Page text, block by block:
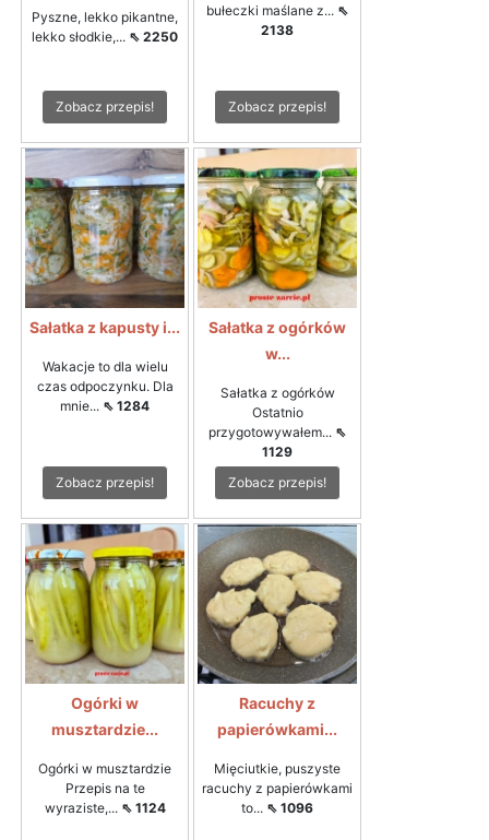
Pyszne, lekko pikantne,
lekko słodkie,... ⇖ 2250
Zobacz przepis!
bułeczki maślane z... ⇖
2138
Zobacz przepis!
Sałatka z kapusty i...
Wakacje to dla wielu
czas odpoczynku. Dla
mnie... ⇖ 1284
Zobacz przepis!
Sałatka z ogórków
w...
Sałatka z ogórków
Ostatnio
przygotowywałem... ⇖
1129
Zobacz przepis!
Ogórki w
musztardzie...
Ogórki w musztardzie
Przepis na te
wyraziste,... ⇖ 1124
Racuchy z
papierówkami...
Mięciutkie, puszyste
racuchy z papierówkami
to... ⇖ 1096